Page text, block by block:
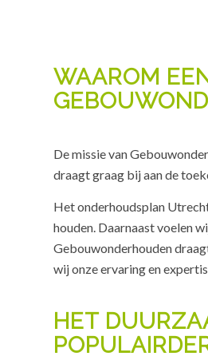
WAAROM
De missie van
draagt graag bij aan de
Het onderhoudsplan
houden. Daarnaast voelen
Gebouwonderhouden
wij onze ervaring en
HET